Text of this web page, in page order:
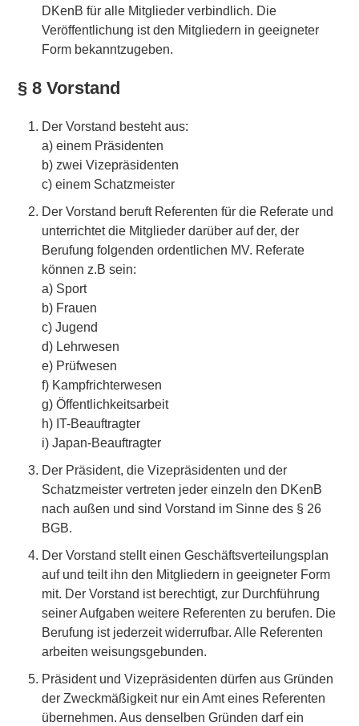
DKenB für alle Mitglieder verbindlich. Die
Veröffentlichung ist den Mitgliedern in geeigneter
Form bekanntzugeben.
§ 8 Vorstand
Der Vorstand besteht aus:
a) einem Präsidenten
b) zwei Vizepräsidenten
c) einem Schatzmeister
Der Vorstand beruft Referenten für die Referate und
unterrichtet die Mitglieder darüber auf der, der
Berufung folgenden ordentlichen MV. Referate
können z.B sein:
a) Sport
b) Frauen
c) Jugend
d) Lehrwesen
e) Prüfwesen
f) Kampfrichterwesen
g) Öffentlichkeitsarbeit
h) IT-Beauftragter
i) Japan-Beauftragter
Der Präsident, die Vizepräsidenten und der
Schatzmeister vertreten jeder einzeln den DKenB
nach außen und sind Vorstand im Sinne des § 26
BGB.
Der Vorstand stellt einen Geschäftsverteilungsplan
auf und teilt ihn den Mitgliedern in geeigneter Form
mit. Der Vorstand ist berechtigt, zur Durchführung
seiner Aufgaben weitere Referenten zu berufen. Die
Berufung ist jederzeit widerrufbar. Alle Referenten
arbeiten weisungsgebunden.
Präsident und Vizepräsidenten dürfen aus Gründen
der Zweckmäßigkeit nur ein Amt eines Referenten
übernehmen. Aus denselben Gründen darf ein